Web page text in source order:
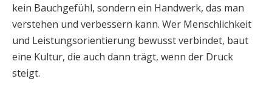
kein Bauchgefühl, sondern ein Handwerk, das man
verstehen und verbessern kann. Wer Menschlichkeit
und Leistungsorientierung bewusst verbindet, baut
eine Kultur, die auch dann trägt, wenn der Druck
steigt.